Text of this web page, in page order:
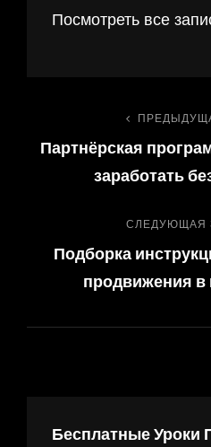
Посмотреть все
Навигация
записям
Партнёрская
заработать
СЛЕДУЮЩАЯ
Подборка
продвижения
Бесплатные Уроки